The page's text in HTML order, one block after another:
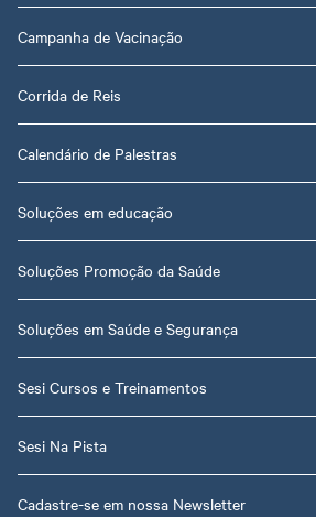
Campanha de Vacinação
Corrida de Reis
Calendário de Palestras
Soluções em educação
Soluções Promoção da Saúde
Soluções em Saúde e Segurança
Sesi Cursos e Treinamentos
Sesi Na Pista
Cadastre-se em nossa Newsletter